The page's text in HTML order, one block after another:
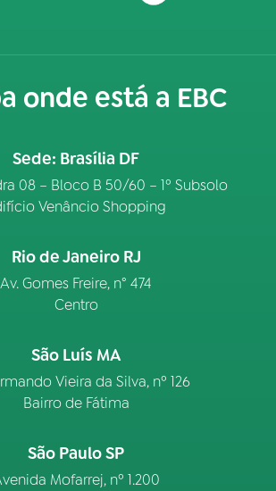
onde está a EBC
Sede: Brasília DF
08 – Bloco B 50/60 – 1º Subsolo
Venâncio Shopping
Rio de Janeiro RJ
Av. Gomes Freire, n° 474
Centro
São Luís MA
Vieira da Silva, nº 126
Bairro de Fátima
São Paulo SP
Mofarrej, nº 1.200